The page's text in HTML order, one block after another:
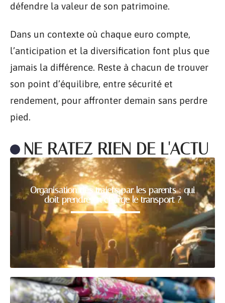
défendre la valeur de son patrimoine.
Dans un contexte où chaque euro compte,
l’anticipation et la diversification font plus que
jamais la différence. Reste à chacun de trouver
son point d’équilibre, entre sécurité et
rendement, pour affronter demain sans perdre
pied.
NE RATEZ RIEN DE L'ACTU
Organisation des trajets par les parents : qui
doit prendre en charge le transport ?